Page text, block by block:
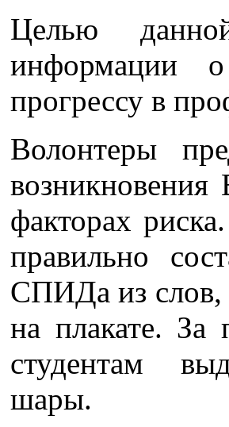
Целью
информации
прогрессу в
Волонтеры
факторах
правильно
СПИДа из слов,
на плакате. За
студентам
шары.